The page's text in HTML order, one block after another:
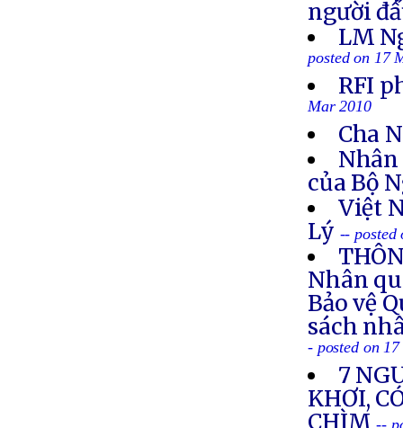
người
LM
posted on 17
RFI
Mar 2010
Cha
của Bộ
Việt
Lý -- posted
Nhân
Bảo vệ
sách
- posted on
7
KHƠI,
CHÌM --